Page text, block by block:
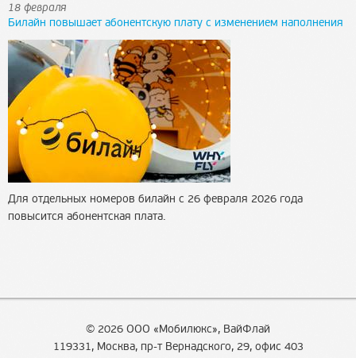
18 февраля
Билайн повышает абонентскую плату с изменением наполнения
Для отдельных номеров билайн с 26 февраля 2026 года
повысится абонентская плата.
© 2026 ООО «Мобилюкс», ВайФлай
119331, Москва, пр-т Вернадского, 29, офис 403